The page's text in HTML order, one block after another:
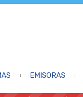
EMISORAS